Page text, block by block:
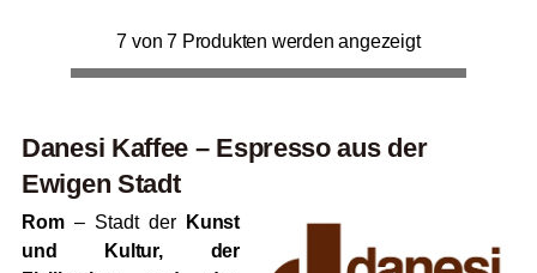
7 von 7 Produkten werden angezeigt
Danesi Kaffee – Espresso aus der
Ewigen Stadt
Rom– Stadt derKunst
und Kultur, der